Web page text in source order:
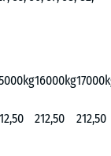
16000kg
212,50 212,50